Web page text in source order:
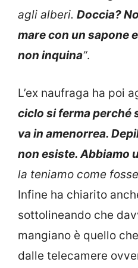
agli alberi. Doccia?
mare con un sapone
non inquina“.
L’ex naufraga ha poi
ciclo si ferma perché
va in amenorrea.
non esiste. Abbiamo
la teniamo come
Infine ha chiarito
sottolineando che
mangiano è quello
dalle telecamere